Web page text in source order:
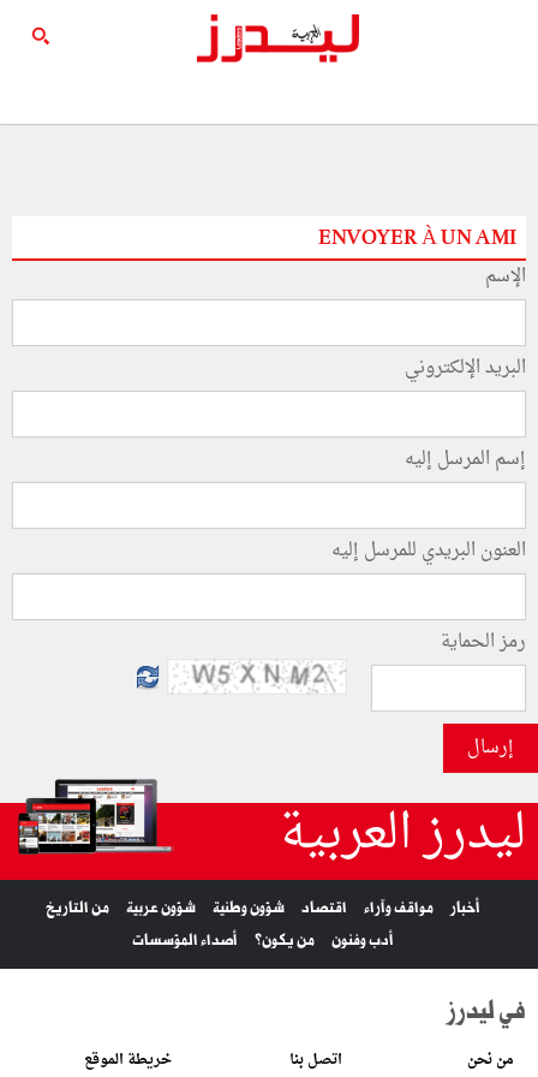
ENVOYER À UN AMI
الإسم
البريد الإلكتروني
إسم المرسل إليه
العنون البريدي للمرسل إليه
رمز الحماية
إرسال
ليدرز العربية
أخبار مواقف وآراء اقتصاد شؤون وطنية شؤون عربية
من التاريخ
أدب وفنون
من يكون؟ أصداء المؤسسات
في ليدرز
من نحن اتصل بنا خريطة الموقع